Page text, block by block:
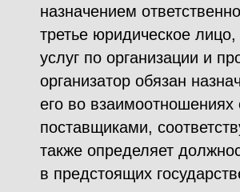
назначением
третье юридическое
услуг по организации и
организатор обязан
его во
поставщиками,
также определяет
в предстоящих